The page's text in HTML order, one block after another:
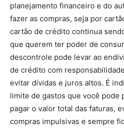
planejamento financeiro e do
fazer as compras, seja por
cartão de crédito continua
que querem ter poder de
descontrole pode levar ao
de crédito com
evitar dívidas e juros altos. É
limite de gastos que você pode
pagar o valor total das faturas,
compras impulsivas e sempre